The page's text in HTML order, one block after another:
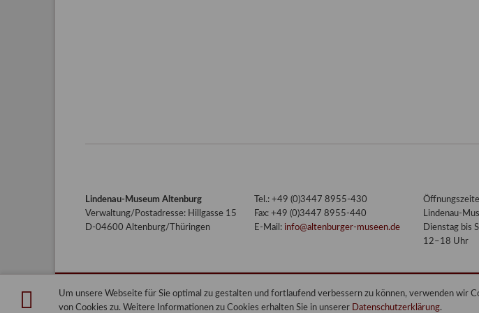
Um unsere Webseite für Sie optimal zu gestalten und fortlaufend verbessern zu können, verwenden wir
von Cookies zu. Weitere Informationen zu Cookies erhalten Sie in unserer Datenschutzerklärung.
Lindenau-Museum Altenburg
Verwaltung/Postadresse: Hillgasse 15
D-04600 Altenburg/Thüringen
Tel.: +49 (0)3447 8955-430
Fax: +49 (0)3447 8955-440
E-Mail: info@altenburger-museen.de
Lindenau-
Dienstag bis
12–18 Uhr
Lindenau-Museum Altenburg Blog